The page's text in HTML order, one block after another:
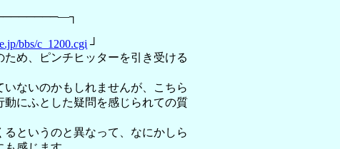
bbs/c_1200.cgi ┘
め、ピンチヒッターを引き受ける
ないのかもしれませんが、こちら
にふとした疑問を感じられての質
というのと異なって、なにかしら